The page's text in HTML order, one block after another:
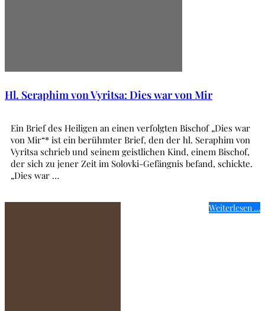
Hl. Seraphim von Vyritsa: Dies war von Mir
Ein Brief des Heiligen an einen verfolgten Bischof „Dies war
von Mir“* ist ein berühmter Brief, den der hl. Seraphim von
Vyritsa schrieb und seinem geistlichen Kind, einem Bischof,
der sich zu jener Zeit im Solovki-Gefängnis befand, schickte.
„Dies war …
Weiterlesen …